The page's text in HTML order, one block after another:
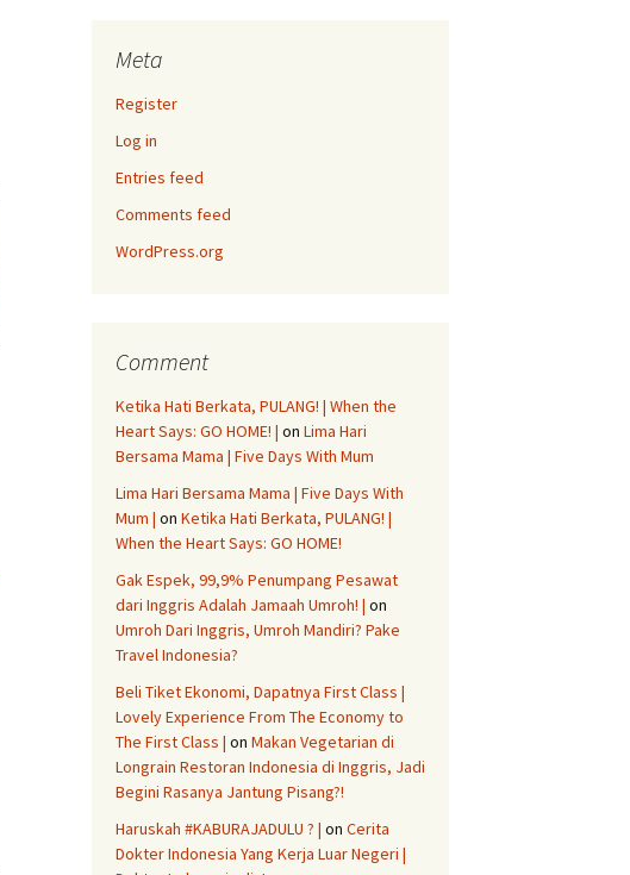
Meta
Register
Log in
Entries feed
Comments feed
WordPress.org
Comment
Ketika Hati Berkata, PULANG! | When the
Heart Says: GO HOME! | on Lima Hari
Bersama Mama | Five Days With Mum
Lima Hari Bersama Mama | Five Days With
Mum | on Ketika Hati Berkata, PULANG! |
When the Heart Says: GO HOME!
Gak Espek, 99,9% Penumpang Pesawat
dari Inggris Adalah Jamaah Umroh! | on
Umroh Dari Inggris, Umroh Mandiri? Pake
Travel Indonesia?
Beli Tiket Ekonomi, Dapatnya First Class |
Lovely Experience From The Economy to
The First Class | on Makan Vegetarian di
Longrain Restoran Indonesia di Inggris, Jadi
Begini Rasanya Jantung Pisang?!
Haruskah #KABURAJADULU ? | on Cerita
Dokter Indonesia Yang Kerja Luar Negeri |